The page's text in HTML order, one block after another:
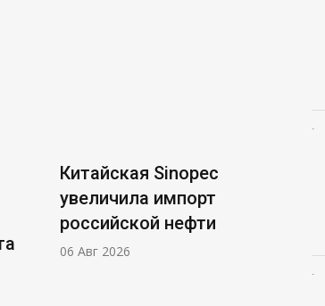
Китайская Sinopec
увеличила импорт
российской нефти
06 Авг 2026